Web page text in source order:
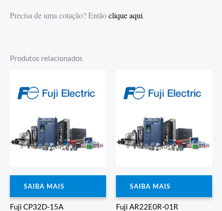
Precisa de uma cotação? Entãoclique aqui.
Produtos relacionados
SAIBA MAIS
Fuji CP32D-15A
SAIBA MAIS
Fuji AR22E0R-01R